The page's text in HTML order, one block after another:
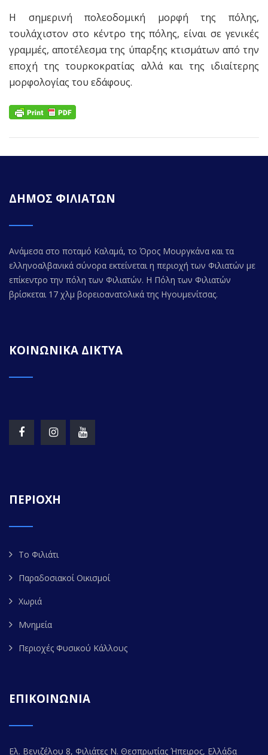
Η σημερινή πολεοδομική μορφή της πόλης,
τουλάχιστον στο κέντρο της πόλης, είναι σε γενικές
γραμμές, αποτέλεσμα της ύπαρξης κτισμάτων από την
εποχή της τουρκοκρατίας αλλά και της ιδιαίτερης
μορφολογίας του εδάφους.
ΔΗΜΟΣ ΦΙΛΙΑΤΩΝ
Ανάμεσα στο ποταμό Καλαμά, το Όρος Μουργκάνα και τα
ελληνοαλβανικά σύνορα εκτείνεται η περιοχή των Φιλιατών με
επίκεντρο την πόλη των Φιλιατών. Η Πόλη των Φιλιατών
βρίσκεται 17 χλμ βορειοανατολικά της Ηγουμενίτσας.
ΚΟΙΝΩΝΙΚΑ ΔΙΚΤΥΑ
ΠΕΡΙΟΧΗ
Το Φιλιάτι
Παραδοσιακοί Οικισμοί
Χωριά
Μνημεία
Περιοχές Φυσικού Κάλλους
ΕΠΙΚΟΙΝΩΝΙΑ
Ελ. Βενιζέλου 8, Φιλιάτες Ν. Θεσπρωτίας Ήπειρος, Ελλάδα